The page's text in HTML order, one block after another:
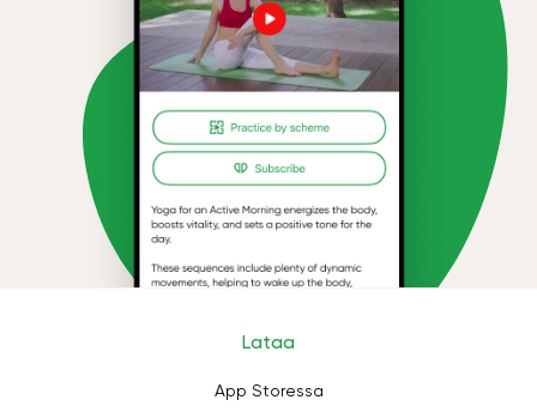
Lataa
App Storessa